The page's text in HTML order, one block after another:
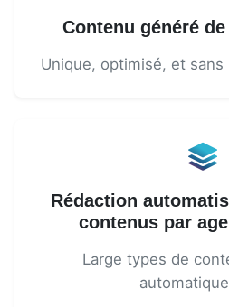
Contenu généré
Unique, optimisé, et sans
Rédaction
contenus par
Large types de